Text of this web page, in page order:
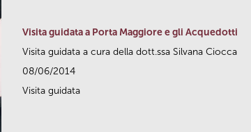
Visita guidata a Porta Maggiore e gli Acquedotti
Visita guidata a cura della dott.ssa Silvana Ciocca
08/06/2014
Visita guidata